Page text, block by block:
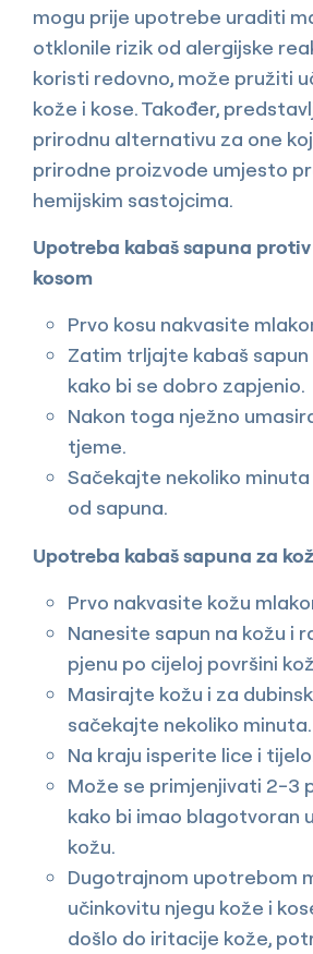
mogu prije upotrebe uraditi
otklonile rizik od alergijske
koristi redovno, može pružiti
kože i kose. Također,
prirodnu alternativu za one
prirodne proizvode umjesto
hemijskim sastojcima.
Upotreba kabaš sapuna
kosom
Prvo kosu nakvasite
Zatim trljajte kabaš sapun
kako bi se dobro zapjenio.
Nakon toga nježno
tjeme.
Sačekajte nekoliko
od sapuna.
Upotreba kabaš sapuna za
Prvo nakvasite kožu
Nanesite sapun na kožu i
pjenu po cijeloj površini
Masirajte kožu i za
sačekajte nekoliko minuta.
Na kraju isperite lice i
Može se primjenjivati 2-3
kako bi imao blagotvoran
kožu.
Dugotrajnom upotrebom
učinkovitu njegu kože i
došlo do iritacije kože,